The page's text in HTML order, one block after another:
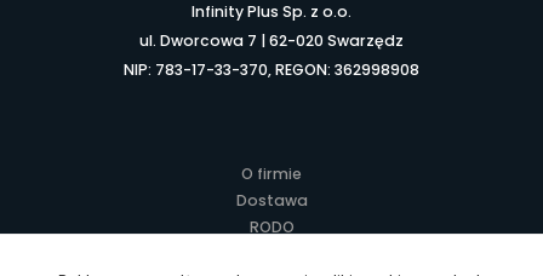
Infinity Plus Sp. z o.o.
ul. Dworcowa 7 | 62-020 Swarzędz
NIP: 783-17-33-370, REGON: 362998908
O firmie
Dostawa
RODO